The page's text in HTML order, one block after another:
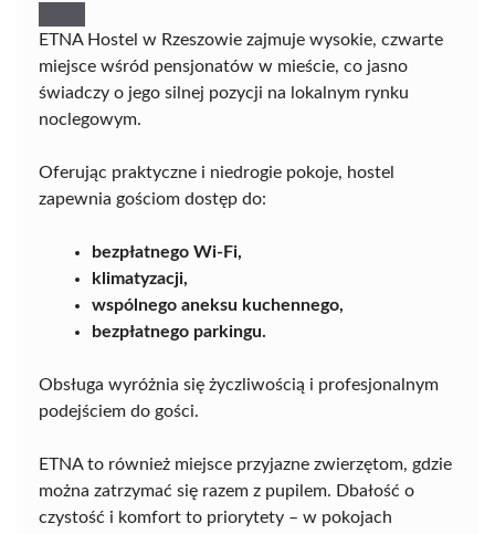
ETNA Hostel w Rzeszowie zajmuje wysokie, czwarte
miejsce wśród pensjonatów w mieście, co jasno
świadczy o jego silnej pozycji na lokalnym rynku
noclegowym.
Oferując praktyczne i niedrogie pokoje, hostel
zapewnia gościom dostęp do:
bezpłatnego Wi-Fi,
klimatyzacji,
wspólnego aneksu kuchennego,
bezpłatnego parkingu.
Obsługa wyróżnia się życzliwością i profesjonalnym
podejściem do gości.
ETNA to również miejsce przyjazne zwierzętom, gdzie
można zatrzymać się razem z pupilem. Dbałość o
czystość i komfort to priorytety – w pokojach